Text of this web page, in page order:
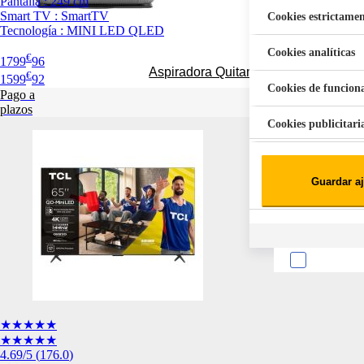
Aspiradora Quitamanchas 450W
Smart TV : SmartTV
Tecnología : MINI LED QLED
1799€96
1599€92
Pago a
plazos
★★★★★
★★★★★
4.69/5 (176.0)
Cookies
Cookies analíticas
Cookies de
Cookies
Guardar